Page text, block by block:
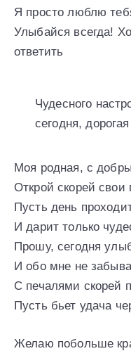
Я просто люблю
Улыбайся всегда!
ответить
Чудесного
сегодня,
Моя родная, с
Открой скорей свои
Пусть день
И дарит только
Прошу, сегодня
И обо мне не
С печалями скорей
Пусть бьет удача
Желаю побольше